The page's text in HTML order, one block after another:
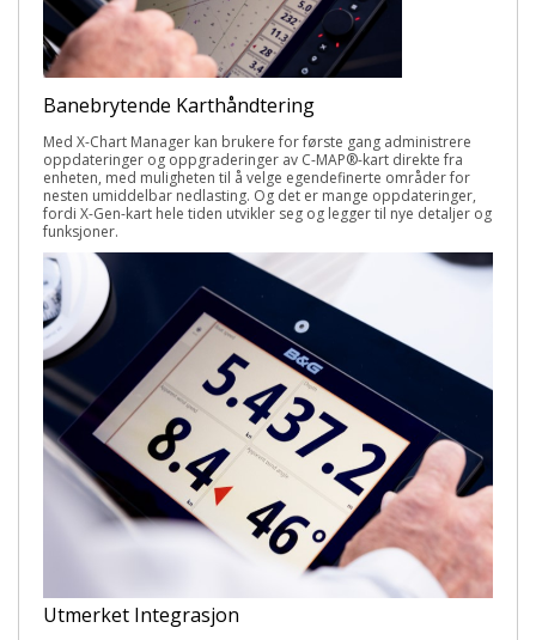
Banebrytende Karthåndtering
Med X-Chart Manager kan brukere for første gang administrere
oppdateringer og oppgraderinger av C-MAP®-kart direkte fra
enheten, med muligheten til å velge egendefinerte områder for
nesten umiddelbar nedlasting. Og det er mange oppdateringer,
fordi X-Gen-kart hele tiden utvikler seg og legger til nye detaljer og
funksjoner.
Utmerket Integrasjon